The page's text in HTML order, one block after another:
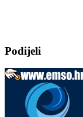
Podijeli